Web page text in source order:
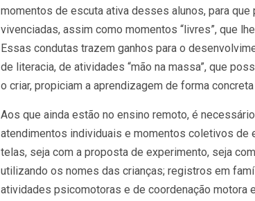
momentos de escuta ativa desses alunos, para
vivenciadas, assim como momentos “livres”, que
Essas condutas trazem ganhos para o
de literacia, de atividades “mão na massa”, que
o criar, propiciam a aprendizagem de forma
Aos que ainda estão no ensino remoto, é
atendimentos individuais e momentos coletivos de
telas, seja com a proposta de experimento, seja
utilizando os nomes das crianças; registros em
atividades psicomotoras e de coordenação motora